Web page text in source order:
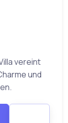
vereint
und